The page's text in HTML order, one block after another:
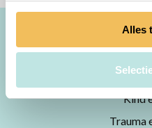
Alles
Kind
Trauma